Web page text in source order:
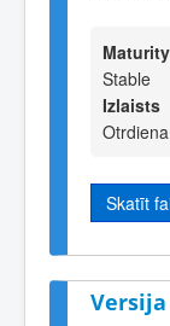
Maturity
Stable
Izlaists
Skatīt
Versija